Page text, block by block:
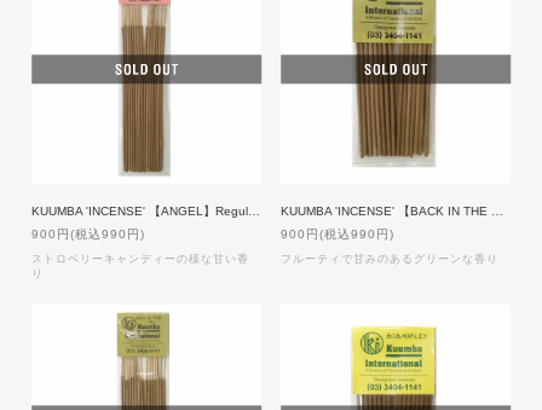
900円(税込990円)
ストロベリーキャンディーの様な甘い香
り
900円(税込990円)
フルーティで甘みのあるグリーンな香り